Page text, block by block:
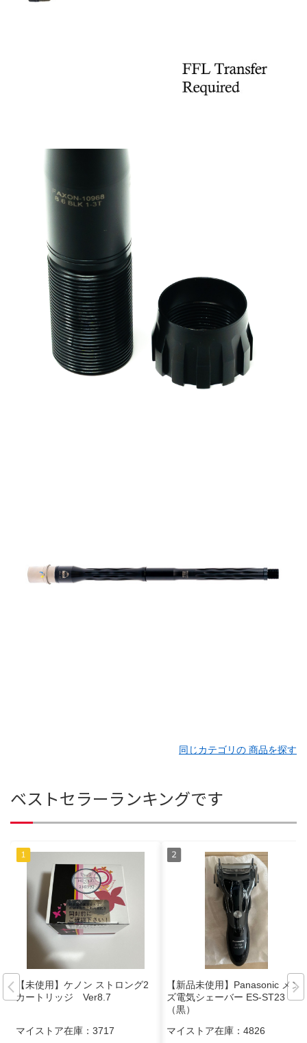
同じカテゴリの 商品を探す
ベストセラーランキングです
【未使用】ケノン ストロング2
カートリッジ Ver8.7
マイストア在庫： 3717
【新品未使用】Panasonic メン
ズ電気シェーバー ES-ST23
（黒）
マイストア在庫： 4826